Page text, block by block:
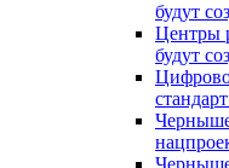
будут
Центры
будут